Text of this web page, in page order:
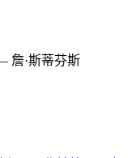
詹·斯蒂芬斯